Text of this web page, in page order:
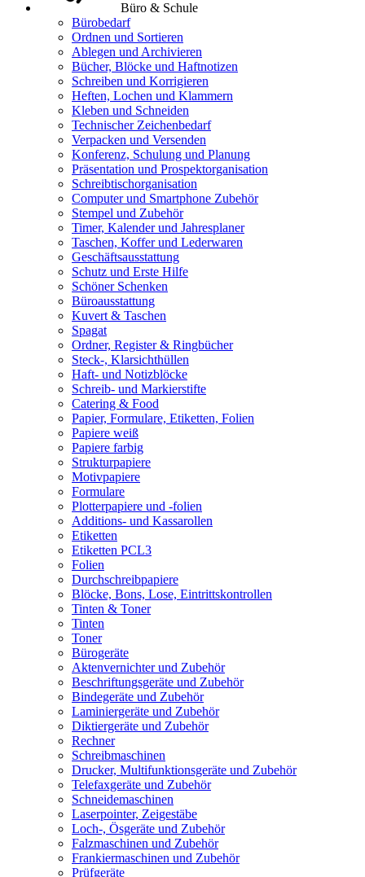
Büro & Schule
Bürobedarf
Ordnen und Sortieren
Ablegen und Archivieren
Bücher, Blöcke und Haftnotizen
Schreiben und Korrigieren
Heften, Lochen und Klammern
Kleben und Schneiden
Technischer Zeichenbedarf
Verpacken und Versenden
Konferenz, Schulung und Planung
Präsentation und Prospektorganisation
Schreibtischorganisation
Computer und Smartphone Zubehör
Stempel und Zubehör
Timer, Kalender und Jahresplaner
Taschen, Koffer und Lederwaren
Geschäftsausstattung
Schutz und Erste Hilfe
Schöner Schenken
Büroausstattung
Kuvert & Taschen
Spagat
Ordner, Register & Ringbücher
Steck-, Klarsichthüllen
Haft- und Notizblöcke
Schreib- und Markierstifte
Catering & Food
Papier, Formulare, Etiketten, Folien
Papiere weiß
Papiere farbig
Strukturpapiere
Motivpapiere
Formulare
Plotterpapiere und -folien
Additions- und Kassarollen
Etiketten
Etiketten PCL3
Folien
Durchschreibpapiere
Blöcke, Bons, Lose, Eintrittskontrollen
Tinten & Toner
Tinten
Toner
Bürogeräte
Aktenvernichter und Zubehör
Beschriftungsgeräte und Zubehör
Bindegeräte und Zubehör
Laminiergeräte und Zubehör
Diktiergeräte und Zubehör
Rechner
Schreibmaschinen
Drucker, Multifunktionsgeräte und Zubehör
Telefaxgeräte und Zubehör
Schneidemaschinen
Laserpointer, Zeigestäbe
Loch-, Ösgeräte und Zubehör
Falzmaschinen und Zubehör
Frankiermaschinen und Zubehör
Prüfgeräte